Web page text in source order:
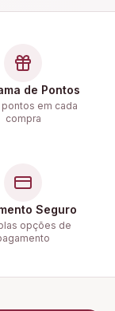
de Pontos
pontos em cada
compra
Seguro
opções de